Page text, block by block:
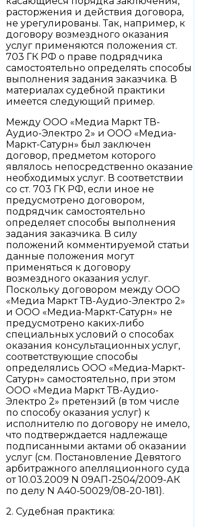
расторжения и действия договора,
не урегулированы. Так, например, к
договору возмездного оказания
услуг применяются положения ст.
703 ГК РФ о праве подрядчика
самостоятельно определять способы
выполнения задания заказчика. В
материалах судебной практики
имеется следующий пример.
Между ООО «Медиа Маркт ТВ-
Аудио-Электро 2» и ООО «Медиа-
Маркт-Сатурн» был заключен
договор, предметом которого
являлось непосредственно оказание
необходимых услуг. В соответствии
со ст. 703 ГК РФ, если иное не
предусмотрено договором,
подрядчик самостоятельно
определяет способы выполнения
задания заказчика. В силу
положений комментируемой статьи
данные положения могут
применяться к договору
возмездного оказания услуг.
Поскольку договором между ООО
«Медиа Маркт ТВ-Аудио-Электро 2»
и ООО «Медиа-Маркт-Сатурн» не
предусмотрено каких-либо
специальных условий о способах
оказания консультационных услуг,
соответствующие способы
определялись ООО «Медиа-Маркт-
Сатурн» самостоятельно, при этом
ООО «Медиа Маркт ТВ-Аудио-
Электро 2» претензий (в том числе
по способу оказания услуг) к
исполнителю по договору не имело,
что подтверждается надлежаще
подписанными актами об оказании
услуг (см. Постановление Девятого
арбитражного апелляционного суда
от 10.03.2009 N 09АП-2504/2009-АК
по делу N А40-50029/08-20-181).
2. Судебная практика: